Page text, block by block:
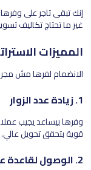
إنك تبقى تاجر على
غير ما تحتاج تكاليف
المميزات
الانضمام لفرها مش
1. زيادة عدد الزوار
وفرها بيساعد يجيب
قوية بتحقق تحويل عالي.
2. الوصول لقاعدة عملاء كبيرة